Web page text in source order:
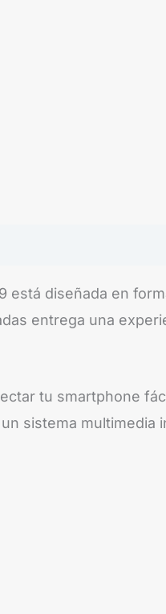
está diseñada en
entrega una
tu smartphone
sistema multimedia